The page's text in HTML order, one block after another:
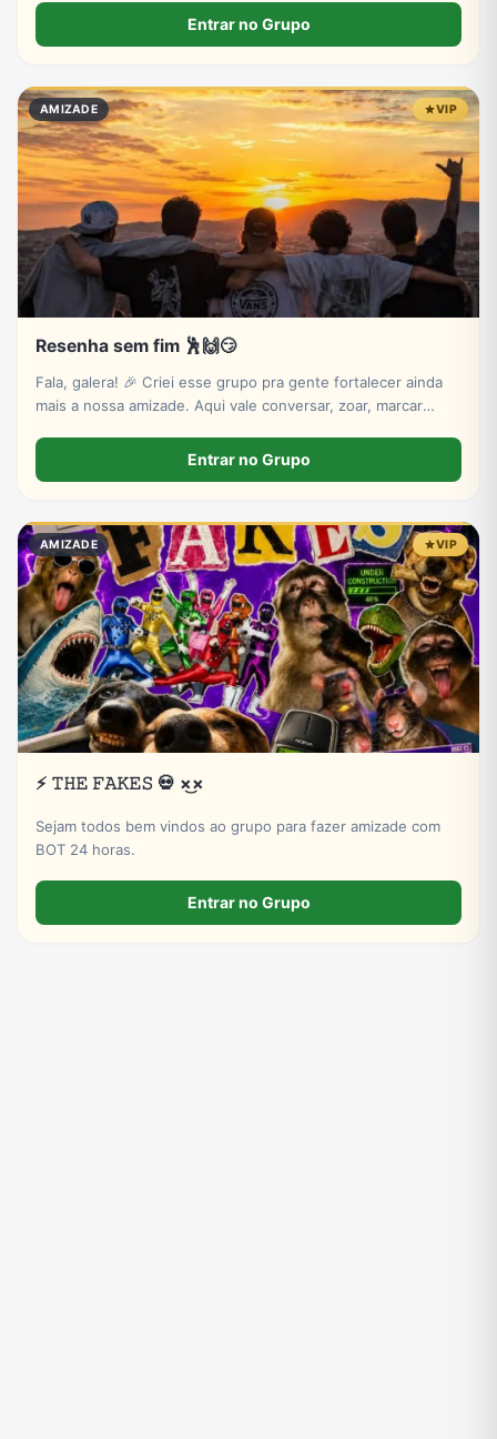
presente e muita interação. Entre para o bando! 🍌🔥 🔞
Exclusivo para maiores.
Entrar no Grupo
AMIZADE VIP
Resenha sem fim 🕺🙌😏
Fala, galera! 🎉 Criei esse grupo pra gente fortalecer ainda
mais a nossa amizade. Aqui vale conversar, zoar, marcar
muito bem-vindo! Bora fazer desse grupo o lugar de
respeito, parceria e diversão
Entrar no Grupo
AMIZADE VIP
⚡ 𝚃𝙷𝙴 𝙵𝙰𝙺𝙴𝚂 💀 ×͜×
Sejam todos bem vindos ao grupo para fazer amizade com
BOT 24 horas.
Entrar no Grupo